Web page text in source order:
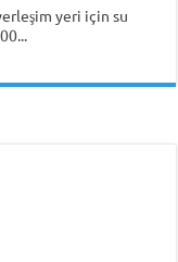
yeri için su